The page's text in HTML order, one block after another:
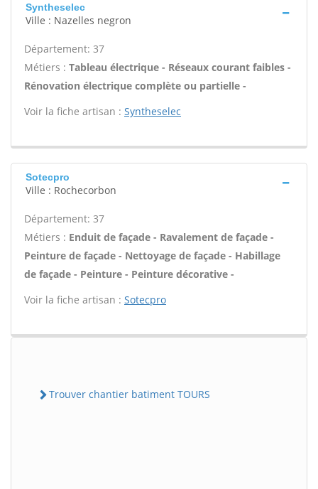
Syntheselec
Ville : Nazelles negron
Département: 37
Métiers : Tableau électrique - Réseaux courant faibles -
Rénovation électrique complète ou partielle -
Voir la fiche artisan : Syntheselec
Sotecpro
Ville : Rochecorbon
Département: 37
Métiers : Enduit de façade - Ravalement de façade -
Peinture de façade - Nettoyage de façade - Habillage
de façade - Peinture - Peinture décorative -
Voir la fiche artisan : Sotecpro
Trouver chantier batiment TOURS